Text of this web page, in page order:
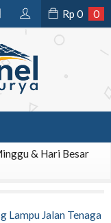
Rp 0 0
& Hari Besar
Lampu Jalan Tenaga